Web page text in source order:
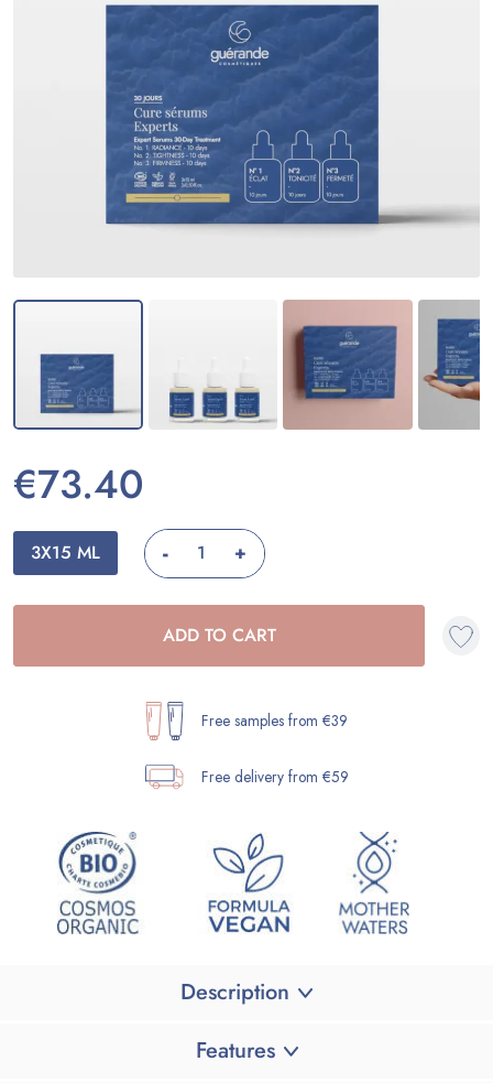
€73.40
3X15 ML - +
ADD TO CART
Free samples from €39
Free delivery from €59
Description
Features